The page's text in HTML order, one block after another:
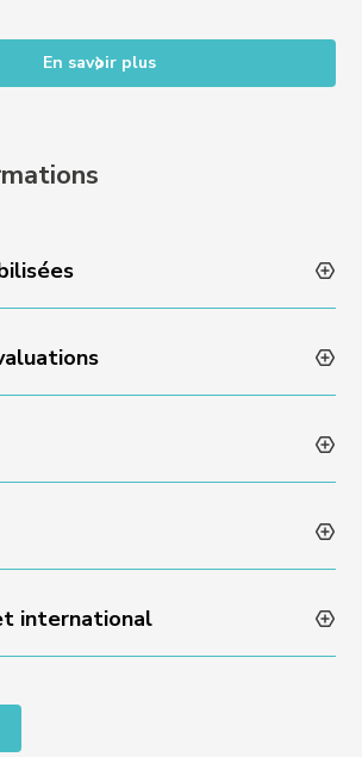
En savoir plus
formations par des professionnels en
acquis en fin de formation via un quizz
projet
dossier et échange avec l’équipe
sous 48 heures
en fin de formation : NA
individuelle : NA
international
personnes en situation de handicap,
particulières, nous contacter